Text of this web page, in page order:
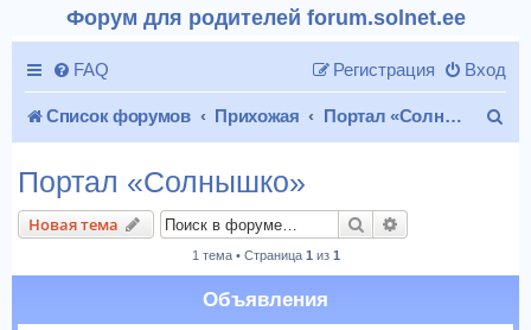
Форум для родителей forum.solnet.ee
FAQ Вход
Регистрация
Список форумов Прихожая Портал «Солнышко»
к
Портал «Солнышко»
Новая тема Поиск
1 тема • Страница 1 из 1
Объявления